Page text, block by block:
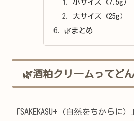
小サイズ（7.5g）
大サイズ（25g）
🌿まとめ
🌿酒粕クリームってど
「SAKEKASU+（自然をちからに